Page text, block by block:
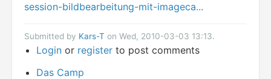
session-bildbearbeitung-mit-imageca...
Submitted by Kars-T on Wed, 2010-03-03 13:13.
Login or register to post comments
Das Camp